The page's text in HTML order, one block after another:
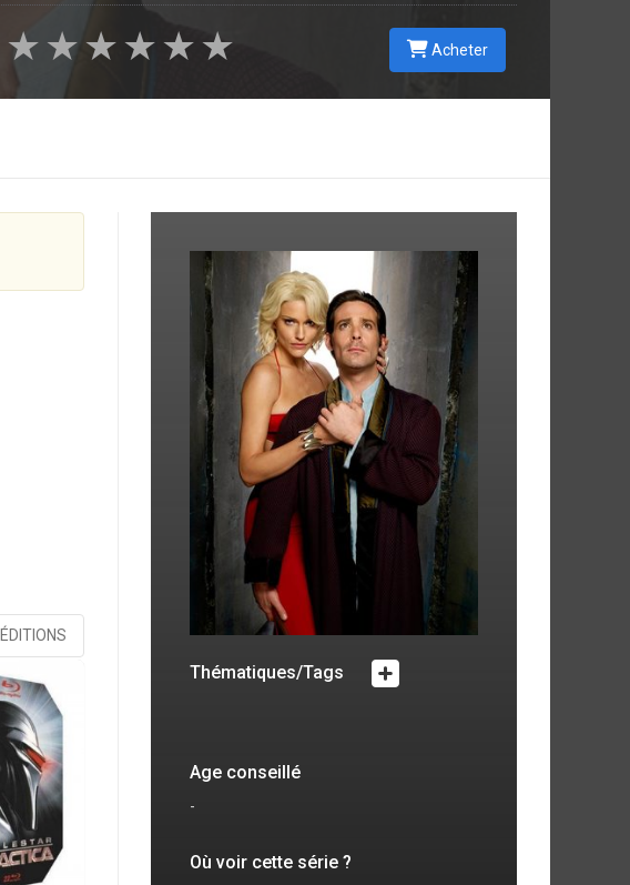
★
★
★
★
★
★ Acheter
Thématiques/Tags
Age conseillé
-
Où voir cette série ?